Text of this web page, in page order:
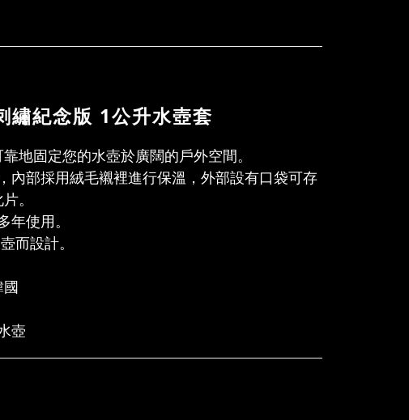
繡紀念版 1公升水壺套
地固定您的水壺於廣闊的戶外空間。
內部採用絨毛襯裡進行保溫，外部設有口袋可存
。
年使用。
而設計。
國
壺